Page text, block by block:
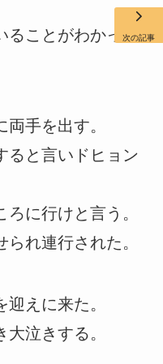
ことがわかっ
手を出す。
ると言いドヒョン
に行けと言う。
れ連行された。
えに来た。
泣きする。
次の記事